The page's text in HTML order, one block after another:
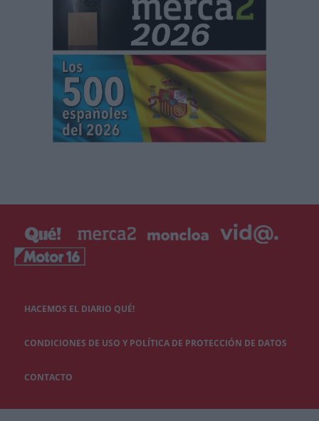
HACEMOS EL DIARIO QUÉ!
CONDICIONES DE USO Y POLÍTICA DE PROTECCIÓN DE DATOS
CONTACTO